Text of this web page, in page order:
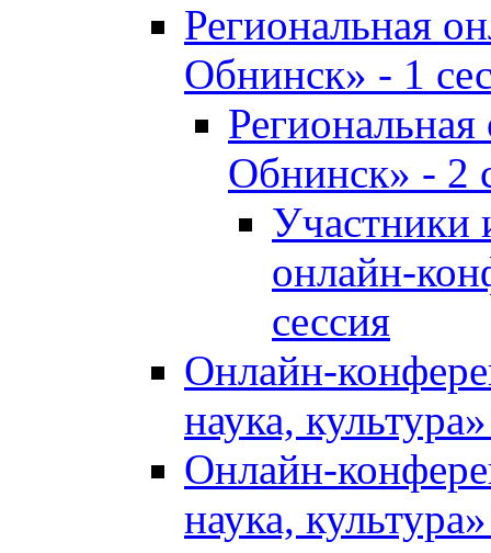
Региональная
Обнинск» - 1
Обнинск» - 2
Участники
онлайн-
сессия
Онлайн-
наука,
Онлайн-
наука,